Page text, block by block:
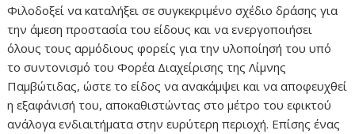
Φιλοδοξεί να καταλήξει σε συγκεκριμένο σχέδιο δράσης για
την άμεση προστασία του είδους και να ενεργοποιήσει
όλους τους αρμόδιους φορείς για την υλοποίησή του υπό
το συντονισμό του Φορέα Διαχείρισης της Λίμνης
Παμβώτιδας, ώστε το είδος να ανακάμψει και να αποφευχθεί
η εξαφάνισή του, αποκαθιστώντας στο μέτρο του εφικτού
ανάλογα ενδιαιτήματα στην ευρύτερη περιοχή. Επίσης ένας